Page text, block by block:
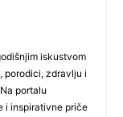
iskustvom
porodici, zdravlju i
portalu
i inspirativne priče